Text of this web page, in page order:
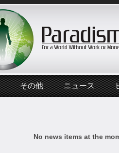
その他 ニュース
No news items at the